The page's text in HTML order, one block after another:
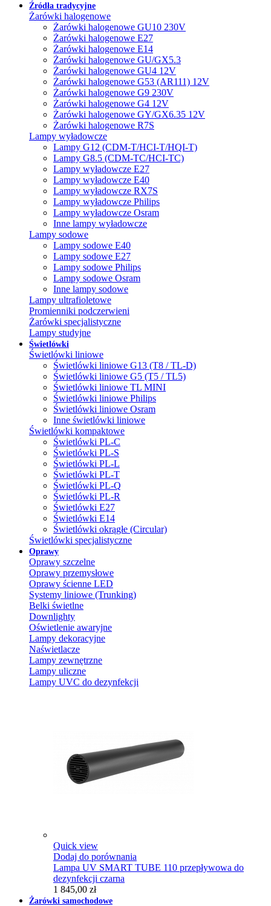
Źródła tradycyjne
Żarówki halogenowe
Żarówki halogenowe GU10 230V
Żarówki halogenowe E27
Żarówki halogenowe E14
Żarówki halogenowe GU/GX5.3
Żarówki halogenowe GU4 12V
Żarówki halogenowe G53 (AR111) 12V
Żarówki halogenowe G9 230V
Żarówki halogenowe G4 12V
Żarówki halogenowe GY/GX6.35 12V
Żarówki halogenowe R7S
Lampy wyładowcze
Lampy G12 (CDM-T/HCI-T/HQI-T)
Lampy G8.5 (CDM-TC/HCI-TC)
Lampy wyładowcze E27
Lampy wyładowcze E40
Lampy wyładowcze RX7S
Lampy wyładowcze Philips
Lampy wyładowcze Osram
Inne lampy wyładowcze
Lampy sodowe
Lampy sodowe E40
Lampy sodowe E27
Lampy sodowe Philips
Lampy sodowe Osram
Inne lampy sodowe
Lampy ultrafioletowe
Promienniki podczerwieni
Żarówki specjalistyczne
Lampy studyjne
Świetlówki
Świetlówki liniowe
Świetlówki liniowe G13 (T8 / TL-D)
Świetlówki liniowe G5 (T5 / TL5)
Świetlówki liniowe TL MINI
Świetlówki liniowe Philips
Świetlówki liniowe Osram
Inne świetlówki liniowe
Świetlówki kompaktowe
Świetlówki PL-C
Świetlówki PL-S
Świetlówki PL-L
Świetlówki PL-T
Świetlówki PL-Q
Świetlówki PL-R
Świetlówki E27
Świetlówki E14
Świetlówki okrągłe (Circular)
Świetlówki specjalistyczne
Oprawy
Oprawy szczelne
Oprawy przemysłowe
Oprawy ścienne LED
Systemy liniowe (Trunking)
Belki świetlne
Downlighty
Oświetlenie awaryjne
Lampy dekoracyjne
Naświetlacze
Lampy zewnętrzne
Lampy uliczne
Lampy UVC do dezynfekcji
Quick view
Dodaj do porównania
Lampa UV SMART TUBE 110 przepływowa do
dezynfekcji czarna
1 845,00 zł
Żarówki samochodowe